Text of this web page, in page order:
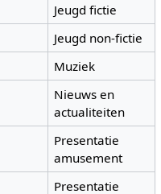
Jeugd fictie
Jeugd non-fictie
Muziek
Nieuws en
actualiteiten
Presentatie
amusement
Presentatie